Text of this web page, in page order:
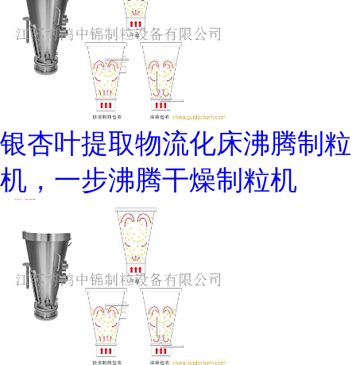
银杏叶提取物流化床沸腾制粒
机，一步沸腾干燥制粒机